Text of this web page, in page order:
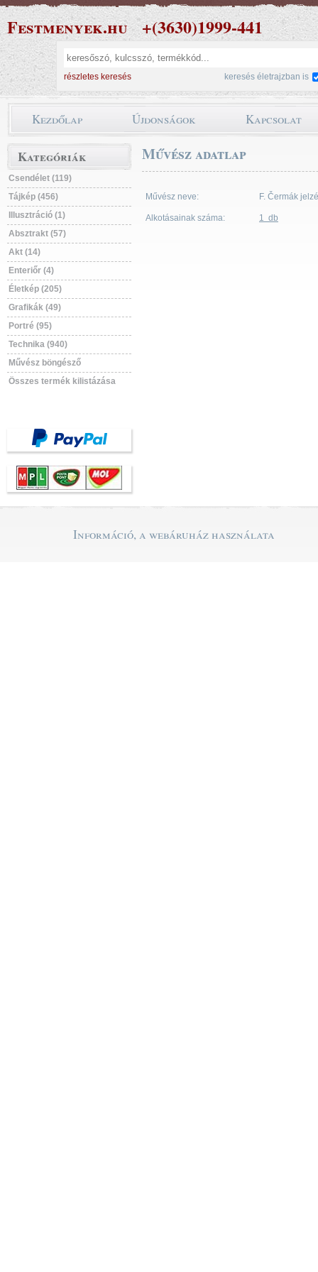
Festmenyek.hu +(3630)1999-441
részletes keresés keresés életrajzban is
Kezdőlap Újdonságok Kapcsolat
Kategóriák
Csendélet (119)
Tájkép (456)
Illusztráció (1)
Absztrakt (57)
Akt (14)
Enteriőr (4)
Életkép (205)
Grafikák (49)
Portré (95)
Technika (940)
Művész böngésző
Összes termék kilistázása
Művész adatlap
Művész neve: F. Čermák
Alkotásainak száma: 1 db
Információ, a webáruház használata